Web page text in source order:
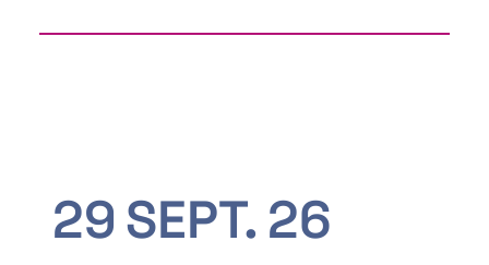
29SEPT. 26